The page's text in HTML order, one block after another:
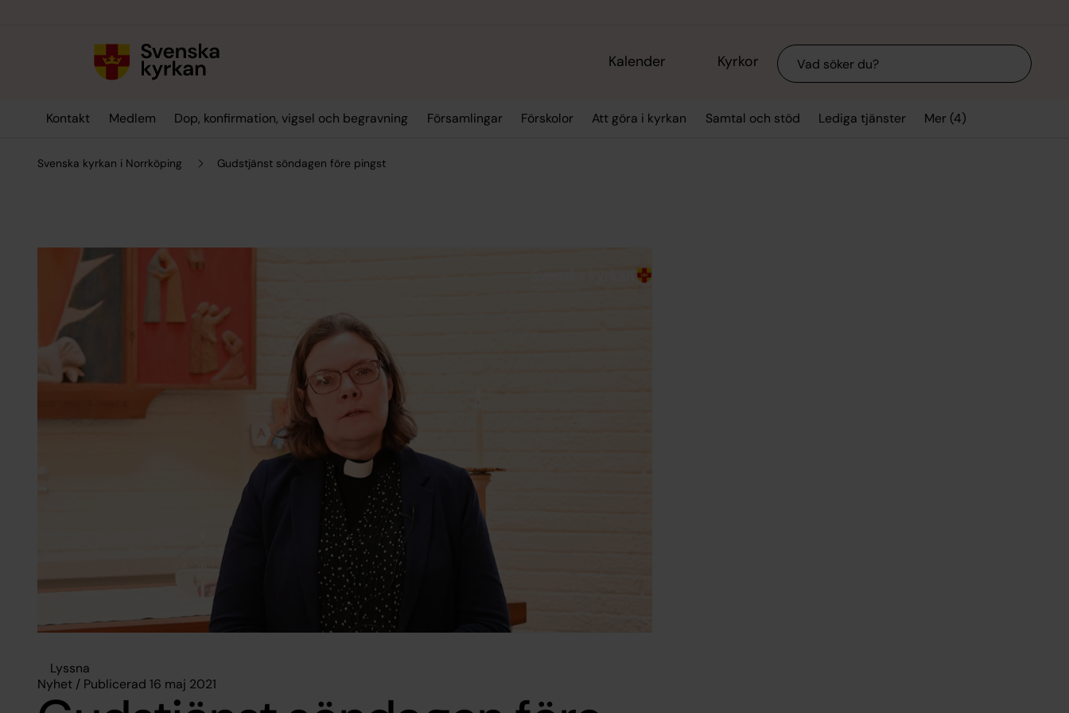
Kalender Kyrkor Sök
Kontakt Medlem Dop, konfirmation, vigsel och begravning Församlingar Förskolor Att göra i kyrkan Samtal och stöd Lediga tjänster Mer (4)
Svenska kyrkan i Norrköping Gudstjänst söndagen före pingst
Lyssna
Nyhet / Publicerad 16 maj 2021